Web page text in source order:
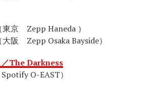
京 Zepp Haneda ）
阪 Zepp Osaka Bayside）
The Darkness
O-EAST）